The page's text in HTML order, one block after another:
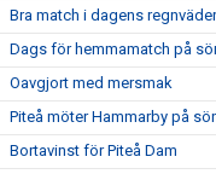
Bra match i dagens regnväder
Dags för hemmamatch på
Oavgjort med mersmak
Piteå möter Hammarby på
Bortavinst för Piteå Dam